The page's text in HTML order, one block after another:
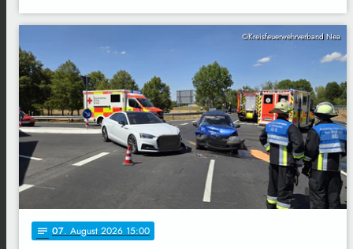
©Kreisfeuerwehrverband Nea
notes 07. August 2026 15:00